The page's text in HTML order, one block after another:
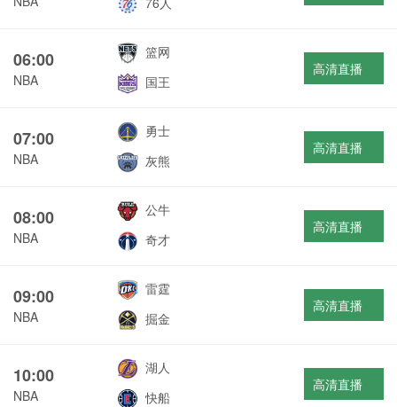
06:00
NBA
篮网
国王
高清直播
07:00
NBA
勇士
灰熊
高清直播
08:00
NBA
公牛
奇才
高清直播
09:00
NBA
雷霆
掘金
高清直播
10:00
NBA
湖人
快船
高清直播